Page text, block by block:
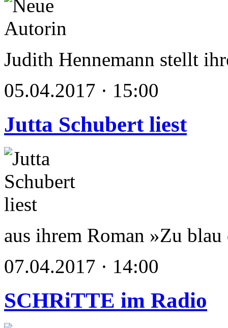
Judith Hennemann stellt
05.04.2017 · 15:00
Jutta Schubert liest
aus ihrem Roman »Zu
07.04.2017 · 14:00
SCHRiTTE im Radio